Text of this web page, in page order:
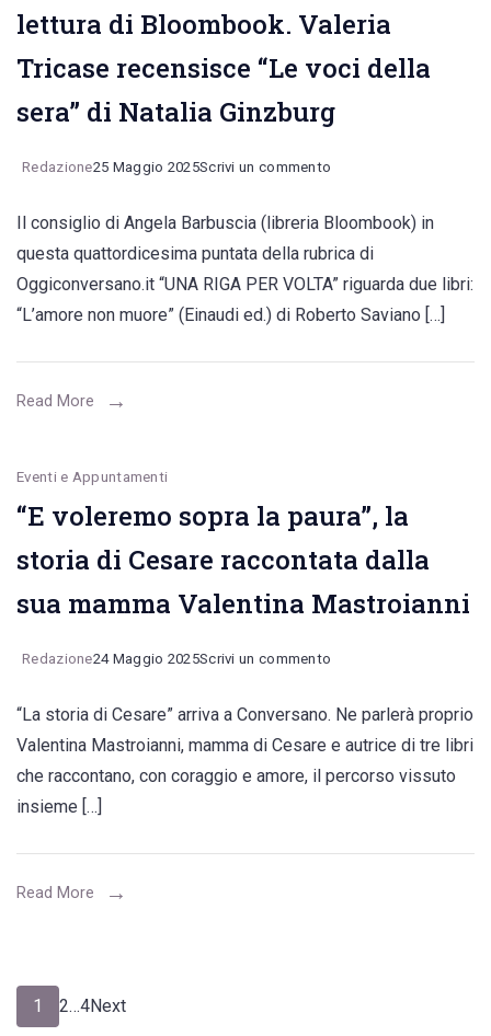
lettura di Bloombook. Valeria
Tricase recensisce “Le voci della
sera” di Natalia Ginzburg
Redazione25 Maggio 2025Scrivi un commento
e
Roth
di
Tricase
recensisce
“Le
di
Il consiglio di Angela Barbuscia (libreria Bloombook) in
questa quattordicesima puntata della rubrica di
Oggiconversano.it “UNA RIGA PER VOLTA” riguarda due libri:
“L’amore non muore” (Einaudi ed.) di Roberto Saviano […]
Read More
Eventi e Appuntamenti
“E voleremo sopra la paura”, la
storia di Cesare raccontata dalla
sua mamma Valentina Mastroianni
Redazione24 Maggio 2025Scrivi un commento
voleremo
sopra
la
“La storia di Cesare” arriva a Conversano. Ne parlerà proprio
Valentina Mastroianni, mamma di Cesare e autrice di tre libri
che raccontano, con coraggio e amore, il percorso vissuto
insieme […]
Read More
Navigazione
Page
1 Page
2…Page
4Next